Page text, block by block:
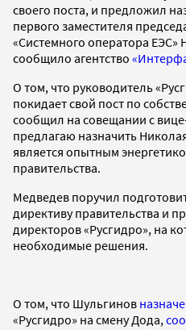
своего поста, и предложил
первого заместителя
«Системного оператора
сообщило агентство
О том, что руководитель
покидает свой пост по
сообщил на совещании с
предлагаю назначить
является опытным
правительства.
Медведев поручил
директиву правительства и
директоров «Русгидро», на
необходимые решения.
О том, что Шульгинов
«Русгидро» на смену Дода,